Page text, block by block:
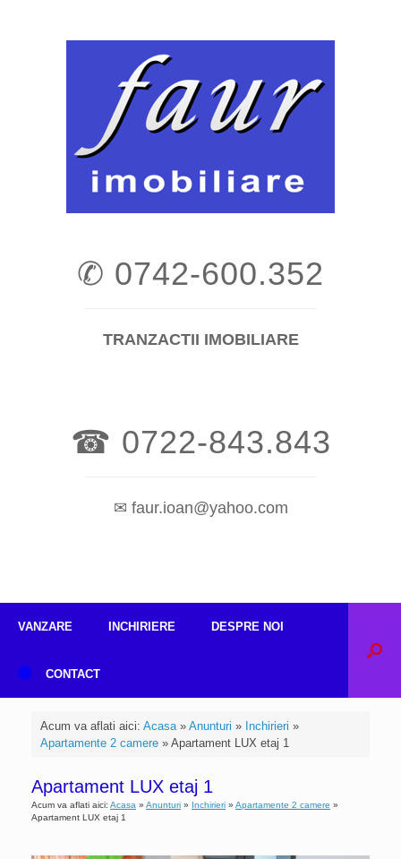
✆ 0742-600.352
TRANZACTII IMOBILIARE
☎ 0722-843.843
✉ faur.ioan@yahoo.com
VANZARE INCHIRIERE DESPRE NOI
CONTACT
Acum va aflati aici: Acasa» Anunturi » Inchirieri »
Apartamente 2 camere» Apartament LUX etaj 1
Apartament LUX etaj 1
Acum va aflati aici: Acasa » Anunturi » Inchirieri » Apartamente 2 camere »
Apartament LUX etaj 1